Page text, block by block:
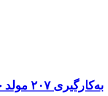
به‌کارگیری ۲۰۷ مولد خود تامین با ظرفیت ۱۲۰ مگاوات در ایام پیک بار تابستان